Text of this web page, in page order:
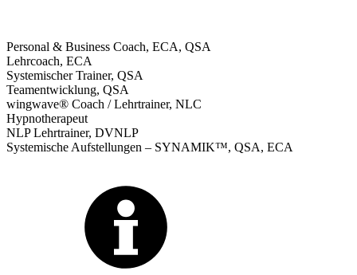
Personal & Business Coach, ECA, QSA
Lehrcoach, ECA
Systemischer Trainer, QSA
Teamentwicklung, QSA
wingwave® Coach / Lehrtrainer, NLC
Hypnotherapeut
NLP Lehrtrainer, DVNLP
Systemische Aufstellungen – SYNAMIK™, QSA, ECA